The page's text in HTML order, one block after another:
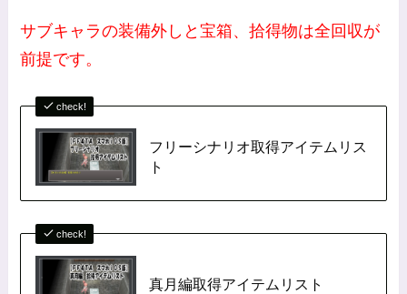
サブキャラの装備外しと宝箱、拾得物は全回収が
前提です。
check!
フリーシナリオ取得アイテムリス
ト
check!
真月編取得アイテムリスト